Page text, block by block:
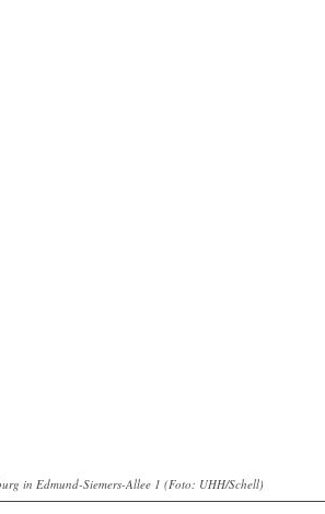
in Edmund-Siemers-Allee 1 (Foto: UHH/Schell)